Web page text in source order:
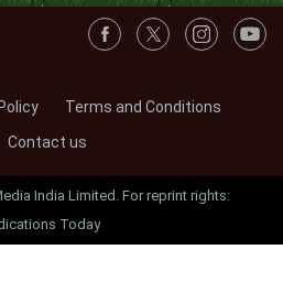
Terms and Conditions
Contact us
India Limited. For reprint rights:
Today